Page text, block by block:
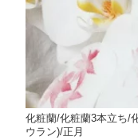
化粧蘭/化粧蘭3本立ち/
ウラン)/正月